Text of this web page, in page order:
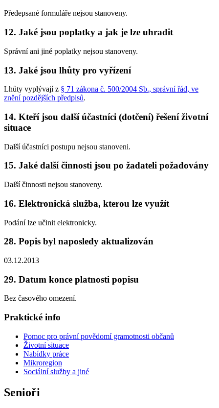
Předepsané formuláře nejsou stanoveny.
12. Jaké jsou poplatky a jak je lze uhradit
Správní ani jiné poplatky nejsou stanoveny.
13. Jaké jsou lhůty pro vyřízení
Lhůty vyplývají z § 71 zákona č. 500/2004 Sb., správní řád, ve
znění pozdějších předpisů.
14. Kteří jsou další účastníci (dotčení) řešení životní
situace
Další účastníci postupu nejsou stanoveni.
15. Jaké další činnosti jsou po žadateli požadovány
Další činnosti nejsou stanoveny.
16. Elektronická služba, kterou lze využít
Podání lze učinit elektronicky.
28. Popis byl naposledy aktualizován
03.12.2013
29. Datum konce platnosti popisu
Bez časového omezení.
Praktické info
Pomoc pro právní povědomí gramotnosti občanů
Životní situace
Nabídky práce
Mikroregion
Sociální služby a jiné
Senioři